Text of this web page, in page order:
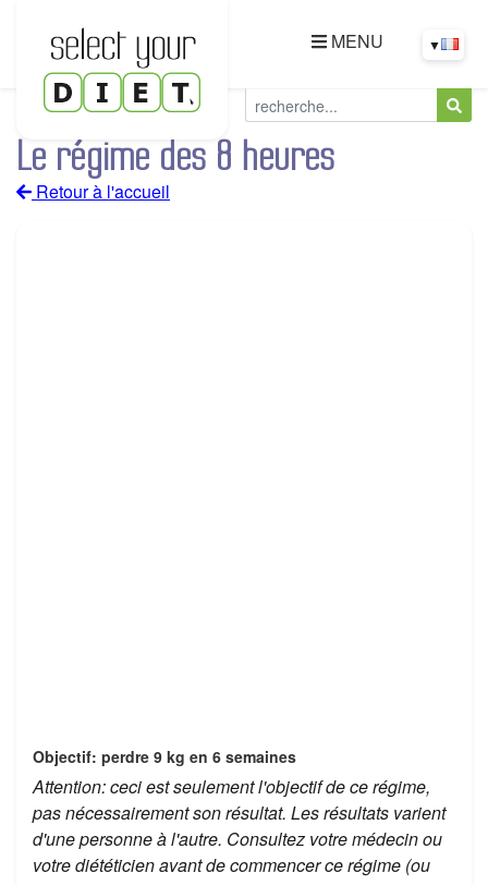
MENU ▼
Le régime des 8 heures
Retour à l'accueil
Objectif: perdre 9 kg en 6 semaines
Attention: ceci est seulement l'objectif de ce régime,
pas nécessairement son résultat. Les résultats varient
d'une personne à l'autre. Consultez votre médecin ou
votre diététicien avant de commencer ce régime (ou